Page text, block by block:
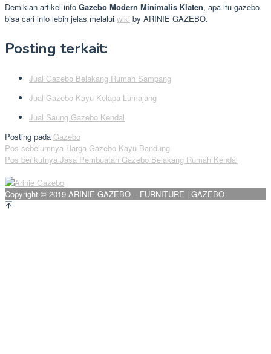
Demikian artikel info Gazebo Modern Minimalis Klaten, apa itu gazebo
bisa cari info lebih jelas melalui wiki by ARINIE GAZEBO.
Posting terkait:
Jual Gazebo Belakang Rumah Sampang
Jual Gazebo Kayu Kelapa Lumajang
Jual Saung Gazebo Kendal
Posting pada Gazebo
Navigasi
pos
Pos sebelumnya Harga Gazebo Kayu Bandung
Pos berikutnya Jasa Pembuatan Gazebo Belakang Rumah Kendal
Copyright © 2019 ARINIE GAZEBO – FURNITURE | GAZEBO